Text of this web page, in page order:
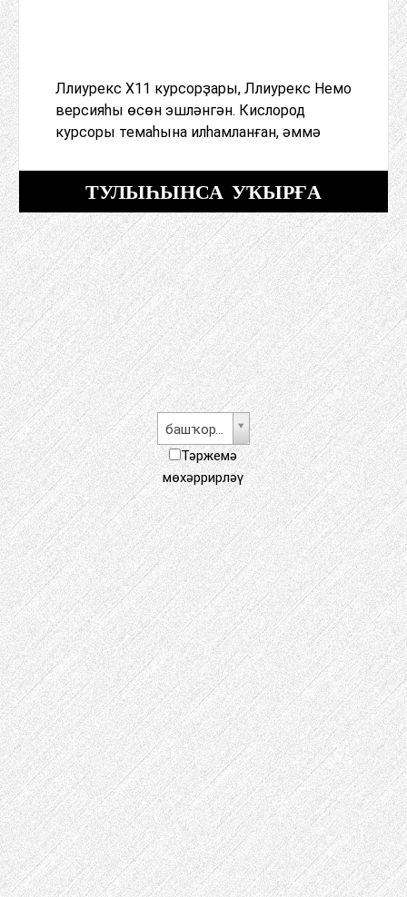
Ллиурекс Х11 курсорҙары, Ллиурекс Немо
версияһы өсөн эшләнгән. Кислород
курсоры темаһына илһамланған, әммә
ТУЛЫҺЫНСА УҠЫРҒА
башҡорт теле
Тәржемә
мөхәррирләү